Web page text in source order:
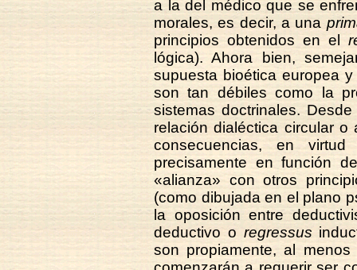
a la del médico que se
morales, es decir, a una
principios obtenidos en el
lógica). Ahora bien,
supuesta bioética europea
son tan débiles como la
sistemas doctrinales.
relación dialéctica circular
consecuencias, en
precisamente en función
«alianza» con otros
(como dibujada en el plano
la oposición entre
deductivo o regressus
son propiamente, al